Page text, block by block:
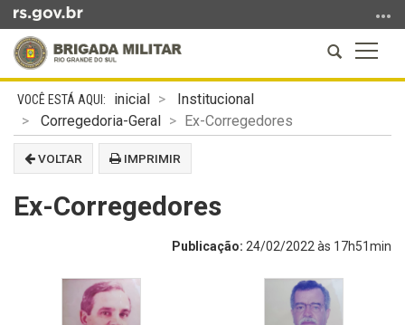
para
conteúdo
para
menu
para
a
Abrir
a
Início
conteúdo
inicial
Institucional
Corregedoria-Geral
Ex-Corregedores
VOLTAR IMPRIMIR
Ex-Corregedores
Publicação: 24/02/2022 às 17h51min